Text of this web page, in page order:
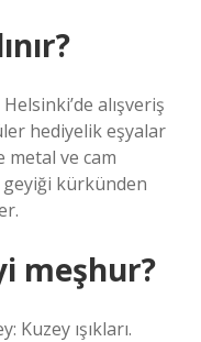
alışveriş
hediyelik eşyalar
metal ve cam
geyiği kürkünden
meşhur?
Kuzey ışıkları.